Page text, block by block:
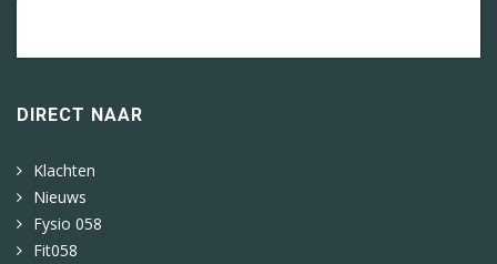
DIRECT NAAR
Klachten
Nieuws
Fysio 058
Fit058